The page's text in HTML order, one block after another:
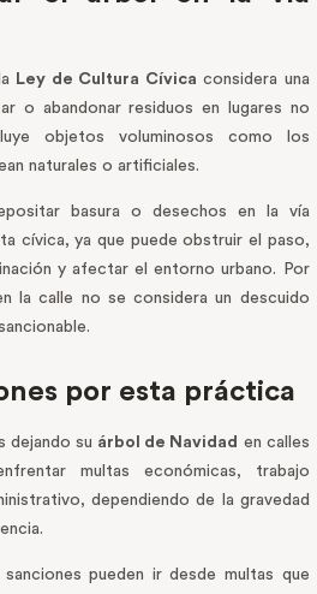
Ley de Cultura Cívica considera una
o abandonar residuos en lugares no
objetos voluminosos como los
naturales o artificiales.
basura o desechos en la vía
cívica, ya que puede obstruir el paso,
y afectar el entorno urbano. Por
la calle no se considera un descuido
por esta práctica
dejando su árbol de Navidad en calles
multas económicas, trabajo
dependiendo de la gravedad
pueden ir desde multas que